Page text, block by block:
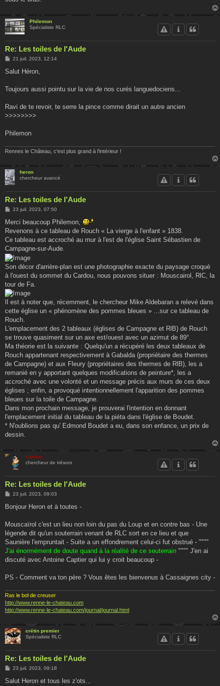
Philemon
Spécialiste RLC
Re: Les toiles de l'Aude
M
s
g
21 juil. 2023, 12:14
Salut Héron,
Toujours aussi pointu sur la vie de nos curés languedociens...
Ravi de te revoir, te serre la pince comme dirait un autre ancien
>>>>>>>>
Philemon
Rennes le Château, c'est plus grand à l'intérieur !
heron
chercheur avancé
Re: Les toiles de l'Aude
M
s
a
g
23 juil. 2023, 07:50
Merci beaucoup Philemon,
Revenons à ce tableau de Rouch « La vierge à l'enfant » 1838.
Ce tableau est accroché au mur à l'est de l'église Saint Sébastien de
Campagne-sur-Aude.
Son décor d'arrière-plan est une photographie exacte du paysage croqué
à l'ouest du sommet du Cardou, nous pouvons situer : Mouscairol, RlC, la
tour de Fa.
Il est à noter que, récemment, le chercheur Mike Aldebaran a relevé dans
cette église un « phénomène des pommes bleues » ...sur ce tableau de
Rouch.
L'emplacement des 2 tableaux (églises de Campagne et RlB) de Rouch
se trouve quasiment sur un axe est/ouest avec un azimut de 89°.
Ma théorie est la suivante : Quelqu'un a récupéré les deux tableaux de
Rouch appartenant respectivement à Gabalda (propriétaire des thermes
de Campagne) et aux Fleury (propriétaires des thermes de RlB), les a
remanié en y apportant quelques modifications de peinture*, les a
accroché avec une volonté et un message précis aux murs de ces deux
églises ; enfin, a provoqué intentionnellement l'apparition des pommes
bleues sur la toile de Campagne.
Dans mon prochain message, je prouverai l'intention en donnant
l'emplacement initial du tableau de la piéta dans l'église de Boudet.
* N'oublions pas qu' Edmond Boudet a eu, dans son enfance, un prix de
dessin.
cardou
chercheur de trésors
Re: Les toiles de l'Aude
M
s
g
23 juil. 2023, 09:03
Bonjour Heron et à toutes -
Mouscaïrol c'est un lieu non loin du pas du Loup et en contre bas - Une
légende dit qu'un souterrain venant de RLC sort en ce lieu et que
Saunière l'empruntait - Suite a un effondrement celui-ci fut obstrué - """"
J'ai énormément de doute quand à la réalité de ce souterrain """" J'en ai
discuté avec Antoine Captier qui lui y croit beaucoup -
PS - Comment va ton père ? Vous êtes les bienvenus à Cassaignes city -
Ras le bol de creuser
http://www.renne-le-chateau.com
http://www.renne-le-chateau.com/journal/journal.html
crétin premier
Spécialiste RLC
Re: Les toiles de l'Aude
M
s
23 juil. 2023, 09:18
Salut Heron et tous les z'ots...